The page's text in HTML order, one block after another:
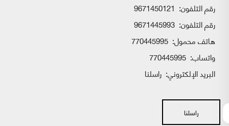
رقم التلفون: 9671450121
رقم التلفون: 9671445993
هاتف محمول: 770445995
واتساب:
البريد الإلكتروني: راسلنا
راسلنا